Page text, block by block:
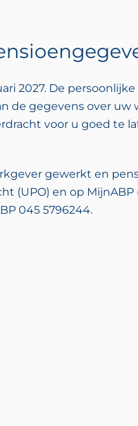
2027. De
de gegevens over uw
voor u goed te
gewerkt en
(UPO) en op MijnABP
045 5796244.